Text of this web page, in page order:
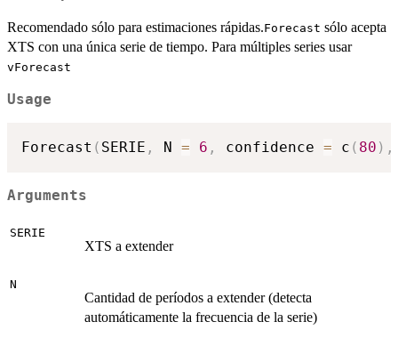
Recomendado sólo para estimaciones rápidas.Forecast sólo acepta
XTS con una única serie de tiempo. Para múltiples series usar
vForecast
Usage
Forecast ( SERIE , N = 6 , confidence = c ( 80 ) ,
Arguments
SERIE
XTS a extender
N
Cantidad de períodos a extender (detecta
automáticamente la frecuencia de la serie)